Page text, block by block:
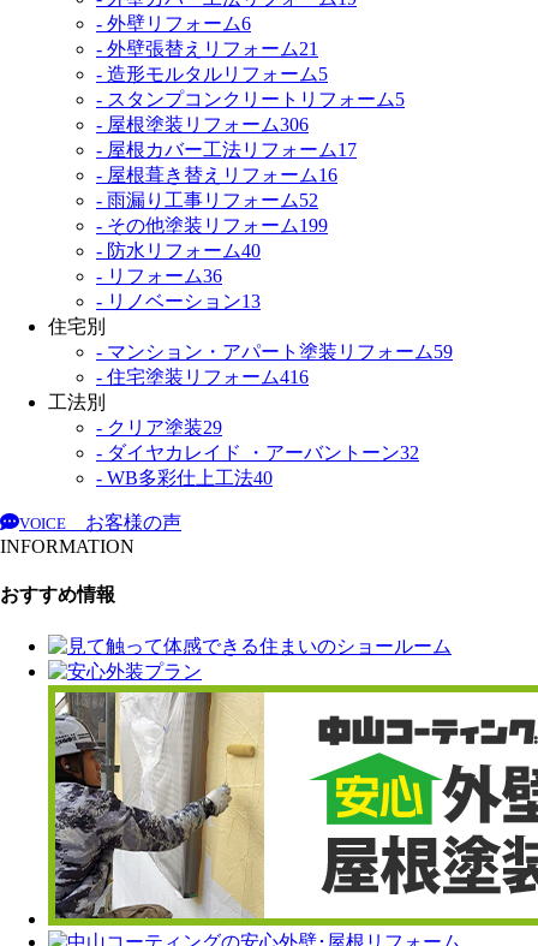
- 外壁リフォーム6
- 外壁張替えリフォーム21
- 造形モルタルリフォーム5
- スタンプコンクリートリフォーム5
- 屋根塗装リフォーム306
- 屋根カバー工法リフォーム17
- 屋根葺き替えリフォーム16
- 雨漏り工事リフォーム52
- その他塗装リフォーム199
- 防水リフォーム40
- リフォーム36
- リノベーション13
住宅別
- マンション・アパート塗装リフォーム59
- 住宅塗装リフォーム416
工法別
- クリア塗装29
- ダイヤカレイド ・アーバントーン32
- WB多彩仕上工法40
VOICE
お客様の声
INFORMATION
おすすめ情報